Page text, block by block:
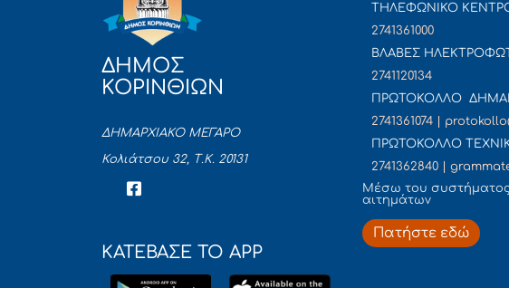
ΔΗΜΟΣ
ΚΟΡΙΝΘΙΩΝ
ΔΗΜΑΡΧΙΑΚΟ ΜΕΓΑΡΟ
Κολιάτσου 32, Τ.Κ. 20131
ΚΑΤΕΒΑΣΕ ΤΟ APP
ΤΗΛΕΦΩΝΙΚΟ
2741361000
ΒΛΑΒΕΣ
2741120134
ΠΡΩΤΟΚΟΛΛΟ
2741361074 |
ΠΡΩΤΟΚΟΛΛΟ
2741362840 |
Mέσω του συστήματος
αιτημάτων
Πατήστε εδώ